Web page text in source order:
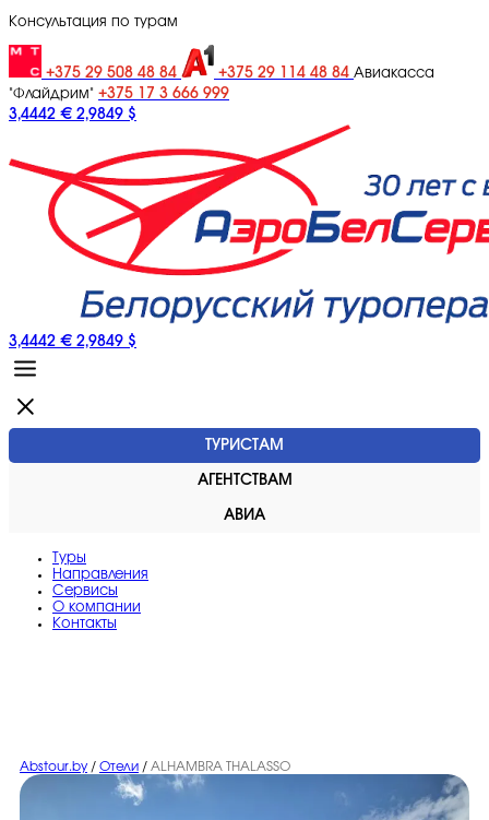
Консультация по турам
+375 29 508 48 84 +375 29 114 48 84 Авиакасса
"Флайдрим" +375 17 3 666 999
3,4442 € 2,9849 $
3,4442 € 2,9849 $
ТУРИСТАМ
АГЕНТСТВАМ
АВИА
Туры
Направления
Сервисы
O компании
Контакты
Abstour.by / Отели / ALHAMBRA THALASSO